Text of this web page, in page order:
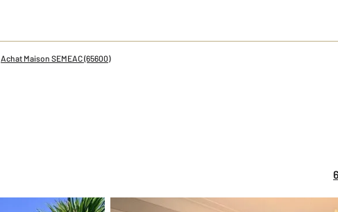
Achat Maison SEMEAC (65600)